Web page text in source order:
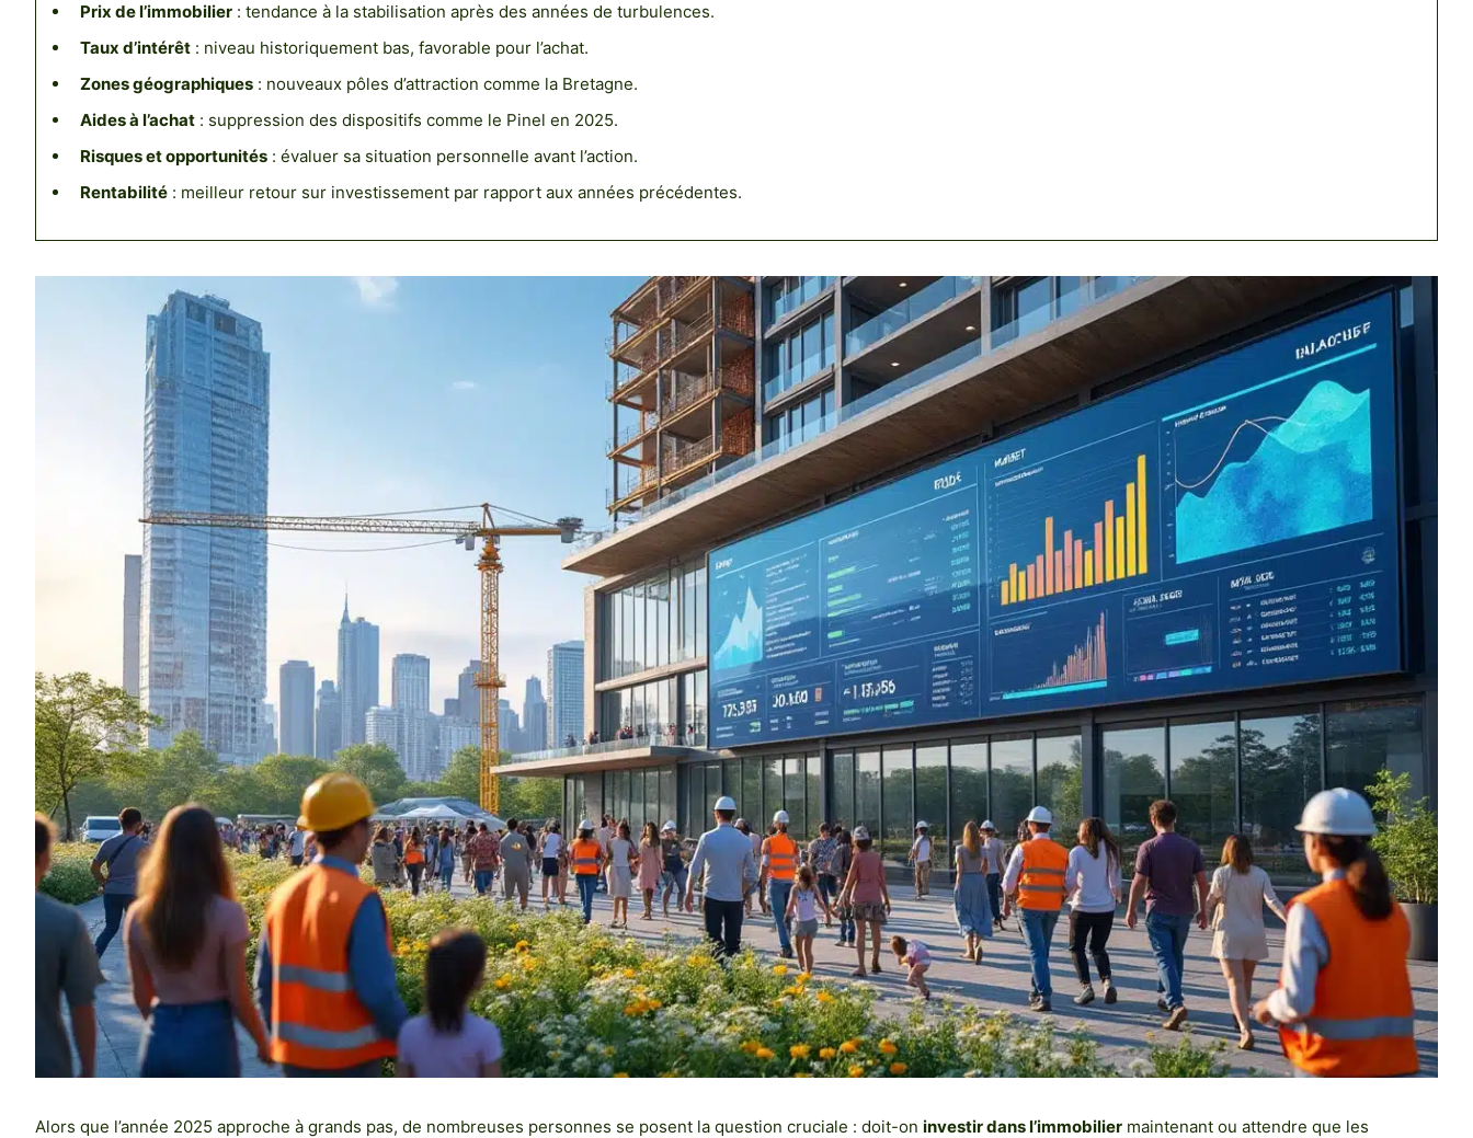
Prix de l’immobilier: tendance à la stabilisation après des années de turbulences.
Taux d’intérêt: niveau historiquement bas, favorable pour l’achat.
Zones géographiques: nouveaux pôles d’attraction comme la Bretagne.
Aides à l’achat: suppression des dispositifs comme le Pinel en 2025.
Risques et opportunités: évaluer sa situation personnelle avant l’action.
Rentabilité: meilleur retour sur investissement par rapport aux années précédentes.
Alors que l’année 2025 approche à grands pas, de nombreuses personnes se posent la question cruciale : doit-on investir dans l’immobilier maintenant ou attendre que les